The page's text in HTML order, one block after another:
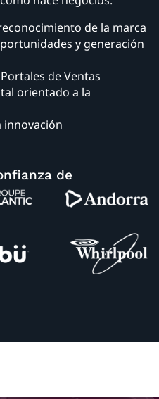
de la marca
y generación
de Ventas
orientado a la
innovación
de